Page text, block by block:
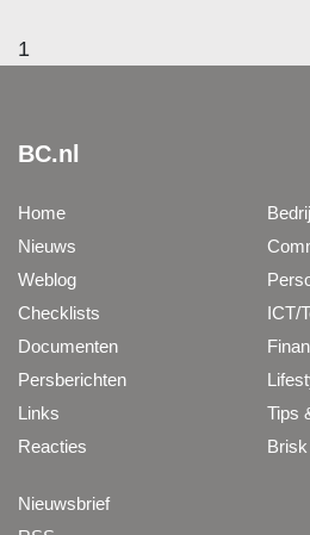
1
BC.nl
Home
Nieuws
Weblog
Checklists
Documenten
Persberichten
Links
Reacties
ICT/
Tips
Nieuwsbrief